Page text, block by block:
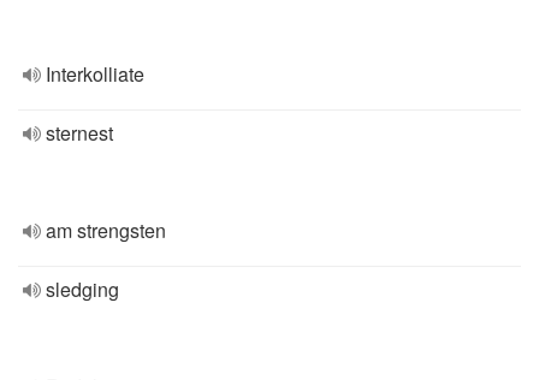
Interkolliate
sternest
am strengsten
sledging